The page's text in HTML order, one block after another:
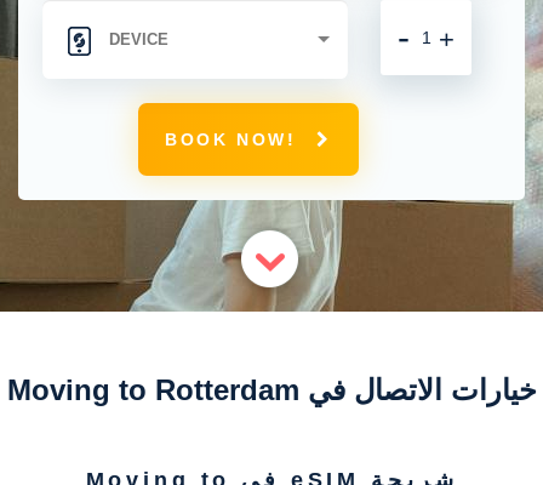
+
-
BOOK NOW!
خيارات الاتصال في Moving to Rotterdam
شريحة eSIM في Moving to